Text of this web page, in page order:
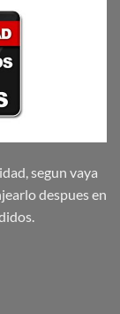
segun vaya
despues en